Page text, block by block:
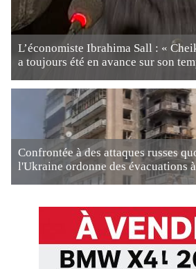
L’économiste Ibrahima Sall : «
a toujours été en avance sur son
Confrontée à des attaques russes
l'Ukraine ordonne des évacuations